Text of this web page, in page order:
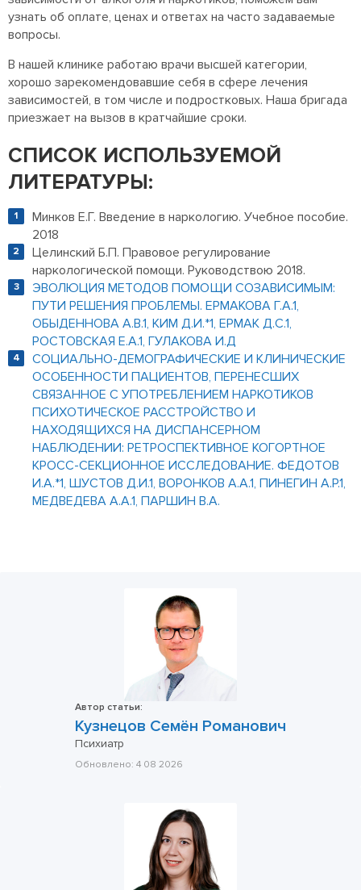
узнать об оплате, ценах и ответах на часто задаваемые
вопросы.
В нашей клинике работаю врачи высшей категории,
хорошо зарекомендовавшие себя в сфере лечения
зависимостей, в том числе и подростковых. Наша бригада
приезжает на вызов в кратчайшие сроки.
СПИСОК ИСПОЛЬЗУЕМОЙ
ЛИТЕРАТУРЫ:
Минков Е.Г. Введение в наркологию. Учебное пособие.
2018
Целинский Б.П. Правовое регулирование
наркологической помощи. Руководствою 2018.
ЭВОЛЮЦИЯ МЕТОДОВ ПОМОЩИ СОЗАВИСИМЫМ:
ПУТИ РЕШЕНИЯ ПРОБЛЕМЫ. ЕРМАКОВА Г.А.1,
ОБЫДЕННОВА А.В.1, КИМ Д.И.*1, ЕРМАК Д.С.1,
РОСТОВСКАЯ Е.А.1, ГУЛАКОВА И.Д
СОЦИАЛЬНО-ДЕМОГРАФИЧЕСКИЕ И КЛИНИЧЕСКИЕ
ОСОБЕННОСТИ ПАЦИЕНТОВ, ПЕРЕНЕСШИХ
СВЯЗАННОЕ С УПОТРЕБЛЕНИЕМ НАРКОТИКОВ
ПСИХОТИЧЕСКОЕ РАССТРОЙСТВО И
НАХОДЯЩИХСЯ НА ДИСПАНСЕРНОМ
НАБЛЮДЕНИИ: РЕТРОСПЕКТИВНОЕ КОГОРТНОЕ
КРОСС-СЕКЦИОННОЕ ИССЛЕДОВАНИЕ. ФЕДОТОВ
И.А.*1, ШУСТОВ Д.И.1, ВОРОНКОВ А.А.1, ПИНЕГИН А.Р.1,
МЕДВЕДЕВА А.А.1, ПАРШИН В.А.
Автор статьи:
Кузнецов Семён Романович
Психиатр
Обновлено: 4 08 2026